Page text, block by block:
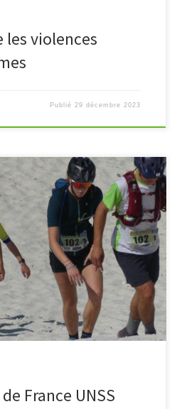
violences
Publié 29 décembre 2023
cette année l’académie
de France : VTT, Course
se déroulait à
France UNSS